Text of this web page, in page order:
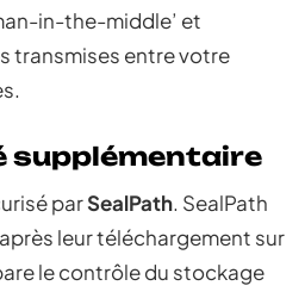
in-the-middle’ et
transmises entre votre
supplémentaire
parSealPath. SealPath
leur téléchargement sur
le contrôle du stockage